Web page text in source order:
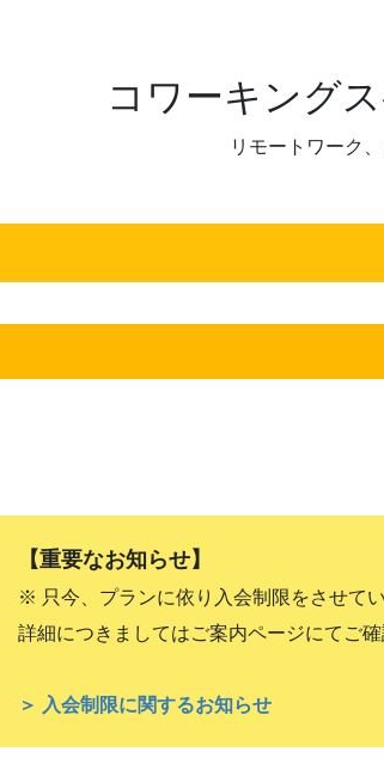
コワーキング
リモートワーク
【重要なお知らせ】
※ 只今、プランに依り入会制限をさせて
詳細につきましてはご案内ページにてご確
＞ 入会制限に関するお知らせ